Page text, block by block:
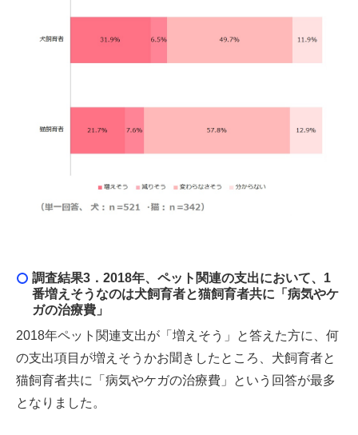
調査結果3． 2018年、ペット関連の支出において、1
番増えそうなのは犬飼育者と猫飼育者共に「病気やケ
ガの治療費」
2018年ペット関連支出が「増えそう」と答えた方に、何
の支出項目が増えそうかお聞きしたところ、犬飼育者と
猫飼育者共に「病気やケガの治療費」という回答が最多
となりました。